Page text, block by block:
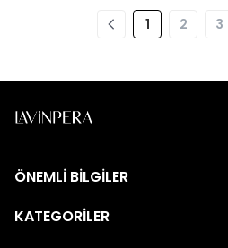
1 2 3
ÖNEMLİ BİLGİLER
KATEGORİLER